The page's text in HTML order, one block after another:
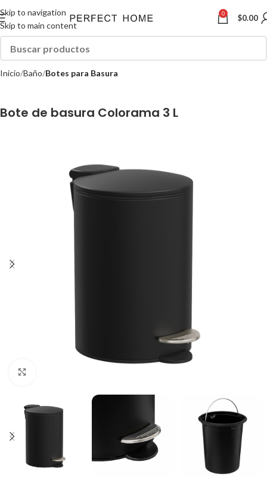
Skip to navigation
Skip to main content
0 $0.00
Inicio Baño Botes para Basura
Bote de basura Colorama 3 L